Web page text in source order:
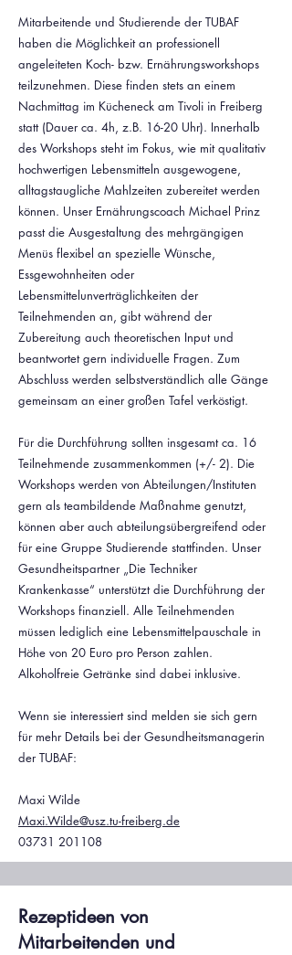
Mitarbeitende und Studierende der TUBAF
haben die Möglichkeit an professionell
angeleiteten Koch- bzw. Ernährungsworkshops
teilzunehmen. Diese finden stets an einem
Nachmittag im Kücheneck am Tivoli in Freiberg
statt (Dauer ca. 4h, z.B. 16-20 Uhr). Innerhalb
des Workshops steht im Fokus, wie mit qualitativ
hochwertigen Lebensmitteln ausgewogene,
alltagstaugliche Mahlzeiten zubereitet werden
können. Unser Ernährungscoach Michael Prinz
passt die Ausgestaltung des mehrgängigen
Menüs flexibel an spezielle Wünsche,
Essgewohnheiten oder
Lebensmittelunverträglichkeiten der
Teilnehmenden an, gibt während der
Zubereitung auch theoretischen Input und
beantwortet gern individuelle Fragen. Zum
Abschluss werden selbstverständlich alle Gänge
gemeinsam an einer großen Tafel verköstigt.
Für die Durchführung sollten insgesamt ca. 16
Teilnehmende zusammenkommen (+/- 2). Die
Workshops werden von Abteilungen/Instituten
gern als teambildende Maßnahme genutzt,
können aber auch abteilungsübergreifend oder
für eine Gruppe Studierende stattfinden. Unser
Gesundheitspartner „Die Techniker
Krankenkasse“ unterstützt die Durchführung der
Workshops finanziell. Alle Teilnehmenden
müssen lediglich eine Lebensmittelpauschale in
Höhe von 20 Euro pro Person zahlen.
Alkoholfreie Getränke sind dabei inklusive.
Wenn sie interessiert sind melden sie sich gern
für mehr Details bei der Gesundheitsmanagerin
der TUBAF:
Maxi Wilde
Maxi.Wilde@usz.tu-freiberg.de
03731 201108
Rezeptideen von
Mitarbeitenden und